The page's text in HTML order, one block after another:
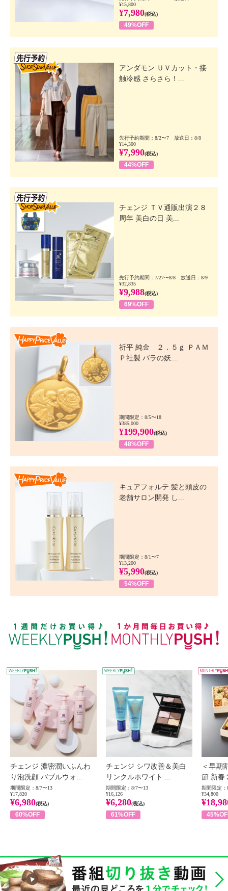
¥15,800
¥7,980(税込)
49%OFF
アンダモン ＵＶカット・接
触冷感 さらさら！...
先行予約期間：8/2〜7 放送日：8/8
¥14,300
¥7,990(税込)
44%OFF
チェンジ ＴＶ通販出演２８
周年 美白の日 美...
先行予約期間：7/27〜8/8 放送日：8/9
¥32,835
¥9,988(税込)
69%OFF
祈平 純金 ２．５ｇ ＰＡＭ
Ｐ社製 バラの妖...
期間限定：8/5〜18
¥385,000
¥199,900(税込)
48%OFF
キュアフォルテ 髪と頭皮の
老舗サロン開発 し...
期間限定：8/1〜7
¥13,200
¥5,990(税込)
54%OFF
WEEKLY PUSH
チェンジ 濃密潤いふんわ
り泡洗顔 バブルウォ...
期間限定：8/7〜13
¥17,820
¥6,980(税込)
60%OFF
チェンジ シワ改善＆美白
リンクルホワイト ...
期間限定：8/7〜13
¥16,126
¥6,280(税込)
61%OFF
＜早期
節 新春
期間限定：
¥34,800